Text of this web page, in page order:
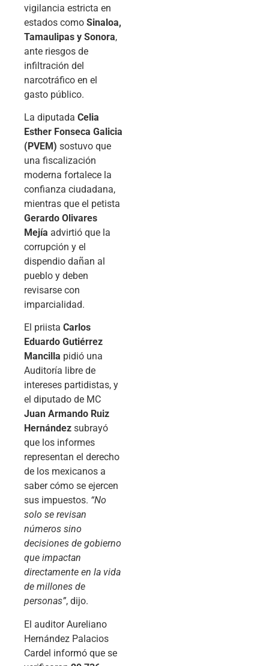
vigilancia estricta en
estados como Sinaloa,
Tamaulipas y Sonora,
ante riesgos de
infiltración del
narcotráfico en el
gasto público.
La diputada Celia
Esther Fonseca Galicia
(PVEM) sostuvo que
una fiscalización
moderna fortalece la
confianza ciudadana,
mientras que el petista
Gerardo Olivares
Mejía advirtió que la
corrupción y el
dispendio dañan al
pueblo y deben
revisarse con
imparcialidad.
El priista Carlos
Eduardo Gutiérrez
Mancilla pidió una
Auditoría libre de
intereses partidistas, y
el diputado de MC
Juan Armando Ruiz
Hernández subrayó
que los informes
representan el derecho
de los mexicanos a
saber cómo se ejercen
sus impuestos. “No
solo se revisan
números sino
decisiones de gobierno
que impactan
directamente en la vida
de millones de
personas”, dijo.
El auditor Aureliano
Hernández Palacios
Cardel informó que se